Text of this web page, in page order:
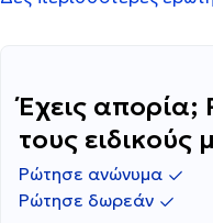
Έχεις απορία;
τους ειδικούς
Ρώτησε ανώνυμα
Ρώτησε δωρεάν